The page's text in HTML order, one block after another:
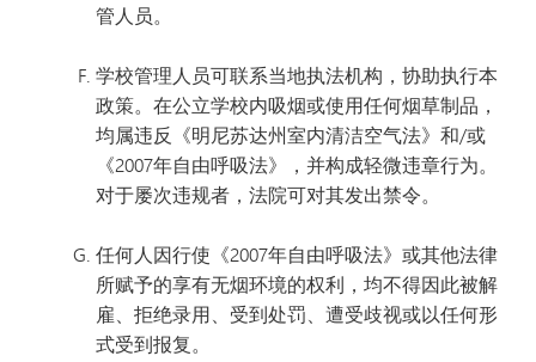
管人员。
学校管理人员可联系当地执法机构，协助执行本
政策。在公立学校内吸烟或使用任何烟草制品，
均属违反《明尼苏达州室内清洁空气法》和/或
《2007年自由呼吸法》，并构成轻微违章行为。
对于屡次违规者，法院可对其发出禁令。
任何人因行使《2007年自由呼吸法》或其他法律
所赋予的享有无烟环境的权利，均不得因此被解
雇、拒绝录用、受到处罚、遭受歧视或以任何形
式受到报复。